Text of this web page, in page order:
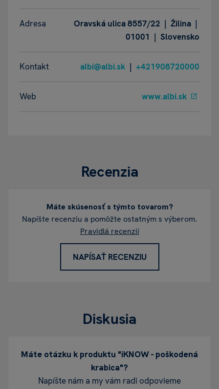
Adresa
Oravská ulica 8557/22 | Žilina |
01001 | Slovensko
Kontakt albi@albi.sk | +421908720000
Web www.albi.sk
Recenzia
Máte skúsenosť s týmto tovarom?
Napíšte recenziu a pomôžte ostatným s výberom.
Pravidlá recenzií
NAPÍSAŤ RECENZIU
Diskusia
Máte otázku k produktu "iKNOW - poškodená
krabica"?
Napíšte nám a my vám radi odpovieme